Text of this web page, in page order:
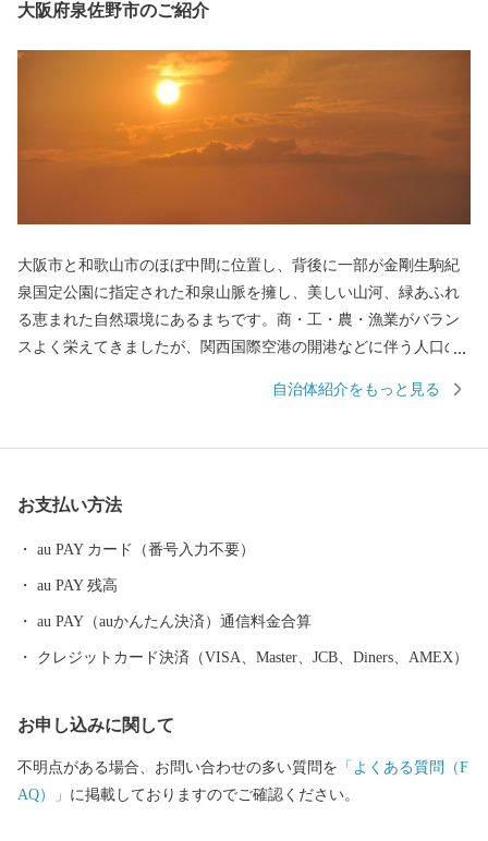
大阪府泉佐野市のご紹介
大阪市と和歌山市のほぼ中間に位置し、背後に一部が金剛生駒紀
泉国定公園に指定された和泉山脈を擁し、美しい山河、緑あふれ
る恵まれた自然環境にあるまちです。商・工・農・漁業がバラン
スよく栄えてきましたが、関西国際空港の開港などに伴う人口の
由来は、中世以来の村名「佐野」に旧国名和泉を冠したもので、
みさのし）が誕生し、昭和29年、南中通村、日根野村、長滝村、
し、世界と日本を結ぶ玄関都市として、21世紀にふさわしい国際
都市をめざしてまちづくりに取り組んでいます。
自治体紹介をもっと見る
お支払い方法
au PAY カード（番号入力不要）
au PAY 残高
au PAY（auかんたん決済）通信料金合算
クレジットカード決済（VISA、Master、JCB、Diners、AMEX）
お申し込みに関して
不明点がある場合、お問い合わせの多い質問を 「よくある質問（F
AQ）」 に掲載しておりますのでご確認ください。